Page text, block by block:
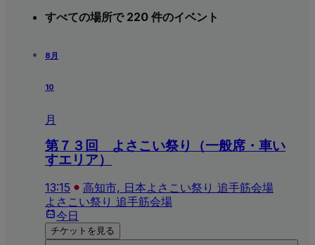
すべての場所で 220 件のイベント
8月
10
月
第７３回 よさこい祭り（一般席・車い
すエリア）
13:15 高知市, 日本よさこい祭り 追手筋会場
よさこい祭り 追手筋会場
今日
チケットを見る